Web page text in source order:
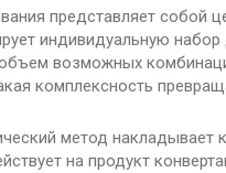
представляет собой
индивидуальную
возможных
комплексность
метод
на продукт